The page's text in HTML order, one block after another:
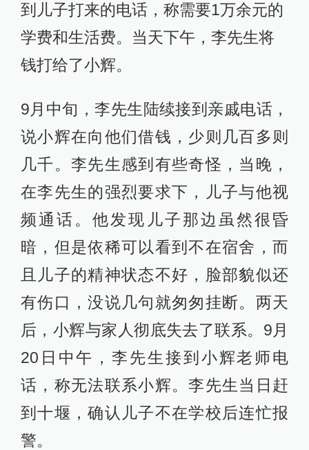
到儿子打来的电话，称需要1万余元的
学费和生活费。当天下午，李先生将
钱打给了小辉。
9月中旬，李先生陆续接到亲戚电话，
说小辉在向他们借钱，少则几百多则
几千。李先生感到有些奇怪，当晚，
在李先生的强烈要求下，儿子与他视
频通话。他发现儿子那边虽然很昏
暗，但是依稀可以看到不在宿舍，而
且儿子的精神状态不好，脸部貌似还
有伤口，没说几句就匆匆挂断。两天
后，小辉与家人彻底失去了联系。9月
20日中午，李先生接到小辉老师电
话，称无法联系小辉。李先生当日赶
到十堰，确认儿子不在学校后连忙报
警。